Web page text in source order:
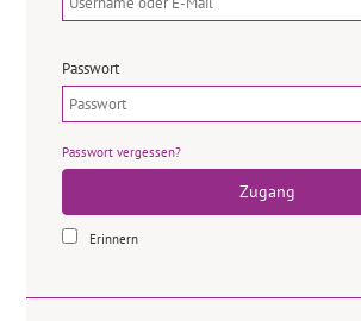
Passwort
Passwort vergessen?
Zugang
Erinnern